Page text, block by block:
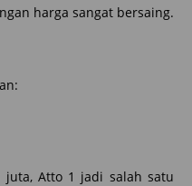
harga sangat bersaing.
juta, Atto 1 jadi salah satu